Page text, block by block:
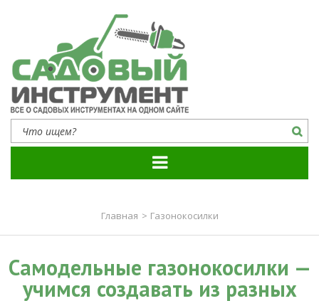
Садовый инструмент
Все о садовых инструментах на одном сайте
Главная > Газонокосилки
Самодельные газонокосилки —
учимся создавать из разных